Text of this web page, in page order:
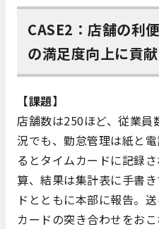
CASE2：店舗の利
の満足度向上に貢献
【課題】
店舗数は250ほど、従業
況でも、勤怠管理は紙と
るとタイムカードに記録
算、結果は集計表に手書
ドとともに本部に報告。
カードの突き合わせをお